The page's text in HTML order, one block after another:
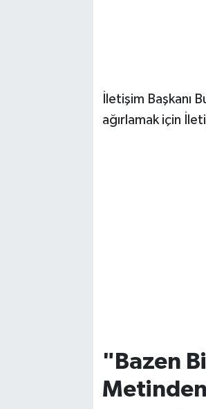
İletişim Başkanı
ağırlamak için
"Bazen